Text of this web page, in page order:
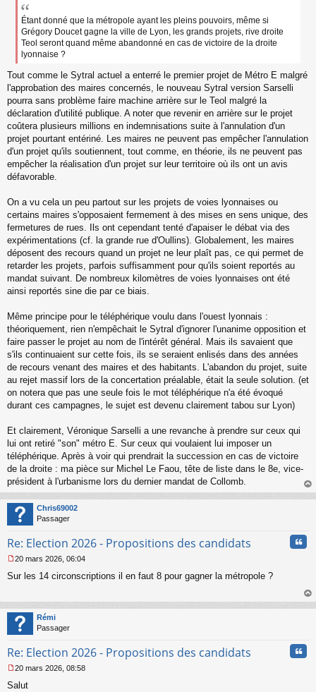
n
o
l
u
Étant donné que la métropole ayant les pleins pouvoirs, même si
Grégory Doucet gagne la ville de Lyon, les grands projets, rive droite
Teol seront quand même abandonné en cas de victoire de la droite
lyonnaise ?
Tout comme le Sytral actuel a enterré le premier projet de Métro E malgré
l'approbation des maires concernés, le nouveau Sytral version Sarselli
pourra sans problème faire machine arrière sur le Teol malgré la
déclaration d'utilité publique. A noter que revenir en arrière sur le projet
coûtera plusieurs millions en indemnisations suite à l'annulation d'un
projet pourtant entériné. Les maires ne peuvent pas empêcher l'annulation
d'un projet qu'ils soutiennent, tout comme, en théorie, ils ne peuvent pas
empêcher la réalisation d'un projet sur leur territoire où ils ont un avis
défavorable.
On a vu cela un peu partout sur les projets de voies lyonnaises ou
certains maires s'opposaient fermement à des mises en sens unique, des
fermetures de rues. Ils ont cependant tenté d'apaiser le débat via des
expérimentations (cf. la grande rue d'Oullins). Globalement, les maires
déposent des recours quand un projet ne leur plaît pas, ce qui permet de
retarder les projets, parfois suffisamment pour qu'ils soient reportés au
mandat suivant. De nombreux kilomètres de voies lyonnaises ont été
ainsi reportés sine die par ce biais.
Même principe pour le téléphérique voulu dans l'ouest lyonnais :
théoriquement, rien n'empêchait le Sytral d'ignorer l'unanime opposition et
faire passer le projet au nom de l'intérêt général. Mais ils savaient que
s'ils continuaient sur cette fois, ils se seraient enlisés dans des années
de recours venant des maires et des habitants. L'abandon du projet, suite
au rejet massif lors de la concertation préalable, était la seule solution. (et
on notera que pas une seule fois le mot téléphérique n'a été évoqué
durant ces campagnes, le sujet est devenu clairement tabou sur Lyon)
Et clairement, Véronique Sarselli a une revanche à prendre sur ceux qui
lui ont retiré "son" métro E. Sur ceux qui voulaient lui imposer un
téléphérique. Après à voir qui prendrait la succession en cas de victoire
de la droite : ma pièce sur Michel Le Faou, tête de liste dans le 8e, vice-
président à l'urbanisme lors du dernier mandat de Collomb.
au
Chris69002
Passager
Re: Election 2026 - Propositions des candidats
e
a
g
e
o
l
u
20 mars 2026, 06:04
Sur les 14 circonscriptions il en faut 8 pour gagner la métropole ?
au
Rémi
Passager
Re: Election 2026 - Propositions des candidats
e
20 mars 2026, 08:58
Salut